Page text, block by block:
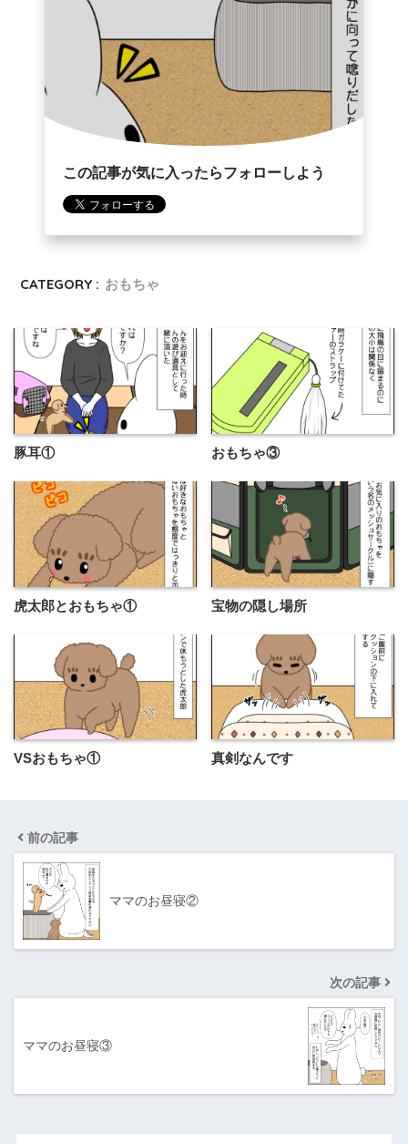
この記事が気に入ったらフォローしよう
CATEGORY : おもちゃ
豚耳① おもちゃ③
虎太郎とおもちゃ① 宝物の隠し場所
VSおもちゃ① 真剣なんです
前の記事
ママのお昼寝②
次の記事
ママのお昼寝③